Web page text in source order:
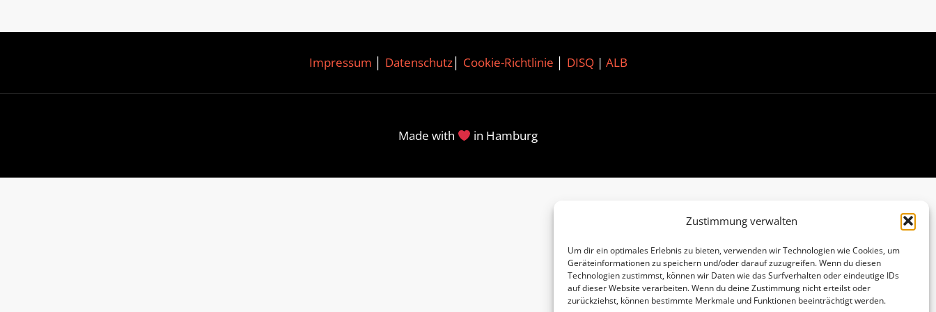
Zustimmung verwalten
Um dir ein optimales Erlebnis zu bieten, verwenden wir Technologien wie Cookies, um
Geräteinformationen zu speichern und/oder darauf zuzugreifen. Wenn du diesen
Technologien zustimmst, können wir Daten wie das Surfverhalten oder eindeutige IDs
auf dieser Website verarbeiten. Wenn du deine Zustimmung nicht erteilst oder
zurückziehst, können bestimmte Merkmale und Funktionen beeinträchtigt werden.
Impressum Datenschutz│ Cookie-Richtlinie DISQ| ALB
Made with in Hamburg